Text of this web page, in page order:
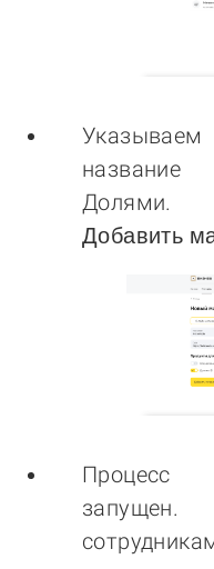
Долями.
Добавить
Процесс